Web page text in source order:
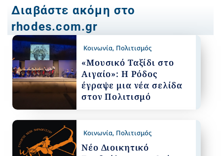
Διαβάστε ακόμη στο
rhodes.com.gr
Κοινωνία, Πολιτισμός
«Μουσικό Ταξίδι στο
Αιγαίο»: Η Ρόδος
έγραψε μια νέα σελίδα
στον Πολιτισμό
Κοινωνία, Πολιτισμός
Νέο Διοικητικό